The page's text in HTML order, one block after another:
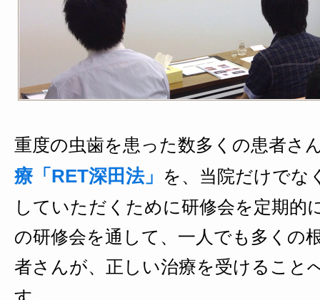
重度の虫歯を患った数多くの患者さ
療「RET深田法」
を、当院だけでな
していただくために研修会を定期的
の研修会を通して、一人でも多くの
者さんが、正しい治療を受けること